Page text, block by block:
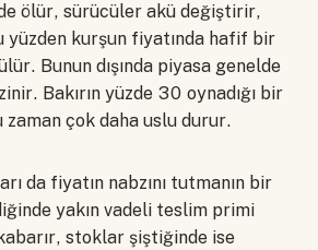
ölür, sürücüler akü değiştirir,
yüzden kurşun fiyatında hafif bir
Bunun dışında piyasa genelde
Bakırın yüzde 30 oynadığı bir
zaman çok daha uslu durur.
da fiyatın nabzını tutmanın bir
yakın vadeli teslim primi
stoklar şiştiğinde ise